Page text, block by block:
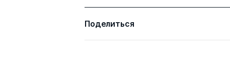
Поделиться